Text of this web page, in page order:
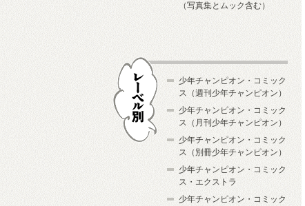
（写真集とムック含む）
少年チャンピオン・コミック
ス（週刊少年チャンピオン）
少年チャンピオン・コミック
ス（月刊少年チャンピオン）
少年チャンピオン・コミック
ス（別冊少年チャンピオン）
少年チャンピオン・コミック
ス・エクストラ
少年チャンピオン・コミック